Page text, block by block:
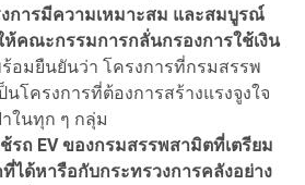
การมีความเหมาะสม และสมบูรณ์
คณะกรรมการกลั่นกรองการใช้เงิน
อมยืนยันว่า โครงการที่กรมสรรพ
นโครงการที่ต้องการสร้างแรงจูงใจ
ในทุก ๆ กลุ่ม
รถ EV ของกรมสรรพสามิตที่เตรียม
ได้หารือกับกระทรวงการคลังอย่าง